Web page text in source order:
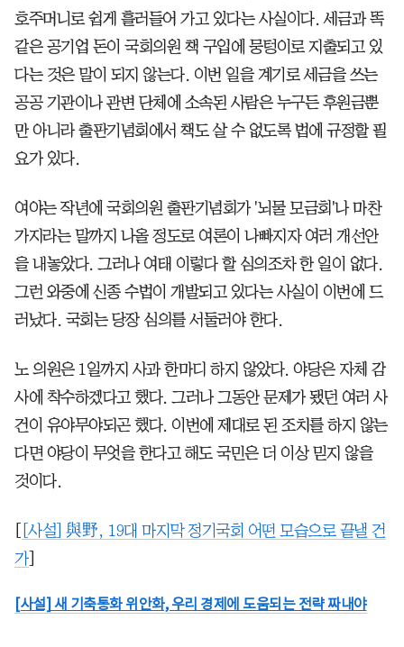
호주머니로 쉽게 흘러들어 가고 있다는 사실이다. 세금과 똑
같은 공기업 돈이 국회의원 책 구입에 뭉텅이로 지출되고 있
다는 것은 말이 되지 않는다. 이번 일을 계기로 세금을 쓰는
공공 기관이나 관변 단체에 소속된 사람은 누구든 후원금뿐
만 아니라 출판기념회에서 책도 살 수 없도록 법에 규정할 필
요가 있다.
여야는 작년에 국회의원 출판기념회가 '뇌물 모금회'나 마찬
가지라는 말까지 나올 정도로 여론이 나빠지자 여러 개선안
을 내놓았다. 그러나 여태 이렇다 할 심의조차 한 일이 없다.
그런 와중에 신종 수법이 개발되고 있다는 사실이 이번에 드
러났다. 국회는 당장 심의를 서둘러야 한다.
노 의원은 1일까지 사과 한마디 하지 않았다. 야당은 자체 감
사에 착수하겠다고 했다. 그러나 그동안 문제가 됐던 여러 사
건이 유야무야되곤 했다. 이번에 제대로 된 조치를 하지 않는
다면 야당이 무엇을 한다고 해도 국민은 더 이상 믿지 않을
것이다.
[사설] 與野, 19대 마지막 정기국회 어떤 모습으로 끝낼 건
가]
[사설] 새 기축통화 위안화, 우리 경제에 도움되는 전략 짜내야